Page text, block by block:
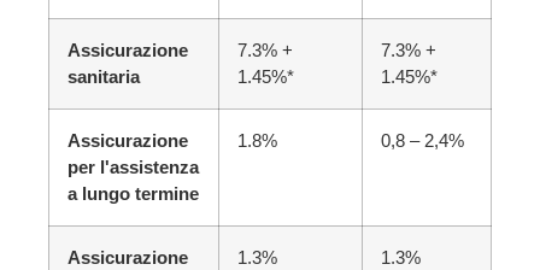
Assicurazione
sanitaria
7.3% +
1.45%*
7.3% +
1.45%*
Assicurazione
per l'assistenza
a lungo termine
1.8% 0,8 – 2,4%
Assicurazione
1.3% 1.3%